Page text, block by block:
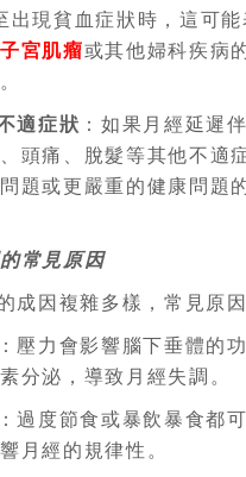
出現貧血症狀時，這可
子宮肌瘤或其他婦科疾病
適症狀 ：如果月經延遲
頭痛、脫髮等其他不適
題或更嚴重的健康問題
常見原因
成因複雜多樣，常見原因
：壓力會影響腦下垂體的
分泌，導致月經失調。
：過度節食或暴飲暴食都
月經的規律性。